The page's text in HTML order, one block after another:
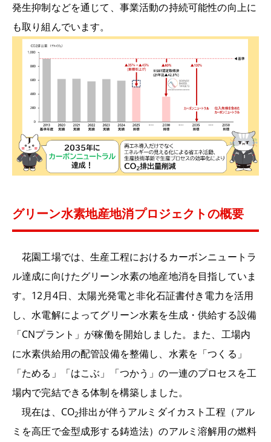
発生抑制などを通じて、事業活動の持続可能性の向上に
も取り組んでいます。
グリーン水素地産地消プロジェクトの概要
花園工場では、生産工程におけるカーボンニュートラ
ル達成に向けたグリーン水素の地産地消を目指していま
す。12月4日、太陽光発電と非化石証書付き電力を活用
し、水電解によってグリーン水素を生成・供給する設備
「CNプラント」が稼働を開始しました。また、工場内
に水素供給用の配管設備を整備し、水素を「つくる」
「ためる」「はこぶ」「つかう」の一連のプロセスを工
場内で完結できる体制を構築しました。
現在は、CO2排出が伴うアルミダイカスト工程（アル
ミを高圧で金型成形する鋳造法）のアルミ溶解用の燃料